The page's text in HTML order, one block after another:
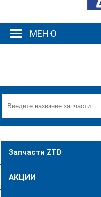
МЕНЮ
Запчасти ZTD
АКЦИИ